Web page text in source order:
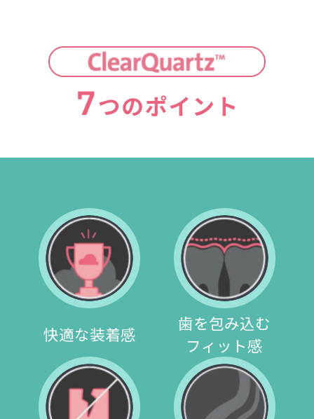
快適な装着感
歯を包み込む
フィット感